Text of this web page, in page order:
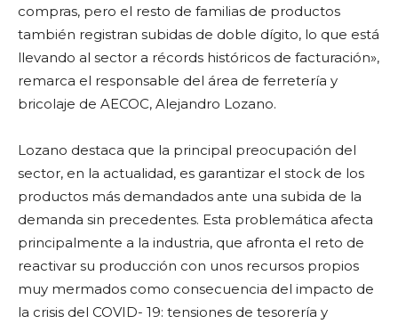
compras, pero el resto de familias de productos
también registran subidas de doble dígito, lo que está
llevando al sector a récords históricos de facturación»,
remarca el responsable del área de ferretería y
bricolaje de AECOC, Alejandro Lozano.
Lozano destaca que la principal preocupación del
sector, en la actualidad, es garantizar el stock de los
productos más demandados ante una subida de la
demanda sin precedentes. Esta problemática afecta
principalmente a la industria, que afronta el reto de
reactivar su producción con unos recursos propios
muy mermados como consecuencia del impacto de
la crisis del COVID- 19: tensiones de tesorería y